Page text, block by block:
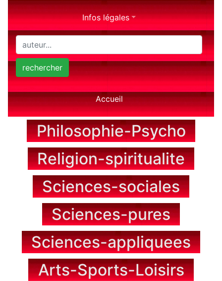
Infos légales
rechercher
Accueil
Philosophie-Psycho
Religion-spiritualite
Sciences-sociales
Sciences-pures
Sciences-appliquees
Arts-Sports-Loisirs